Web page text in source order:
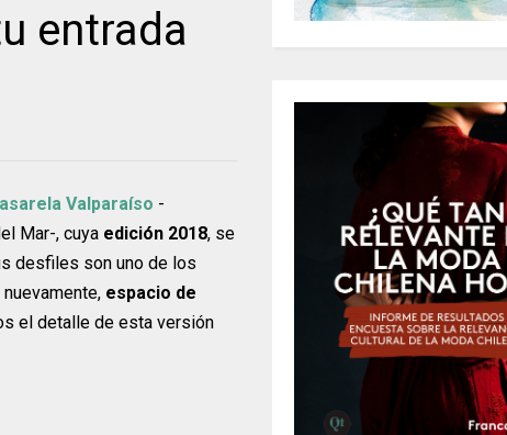
entrada
Valparaíso -
Mar-, cuya edición 2018, se
desfiles son uno de los
espacio de
el detalle de esta versión